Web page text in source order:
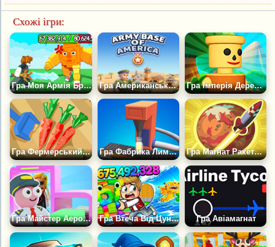
Схожі ігри:
Гра Моя Армія Брейнротів: Краді Брейнрот, Бос +1, Магнат Гра Американська Військова База Гра Імперія Дерев'яних Чоловічків
Гра Фермерський Магнат 3D Гра Фабрика Лимонаду: Idle Tycoon Гра Магнат Ракетної Долини
Гра Майстер Аеропорту: Авіаційний Магнат Гра Втеча Від Цунамі Кради Брейнрот +1 Магнат Гра Авіамагнат